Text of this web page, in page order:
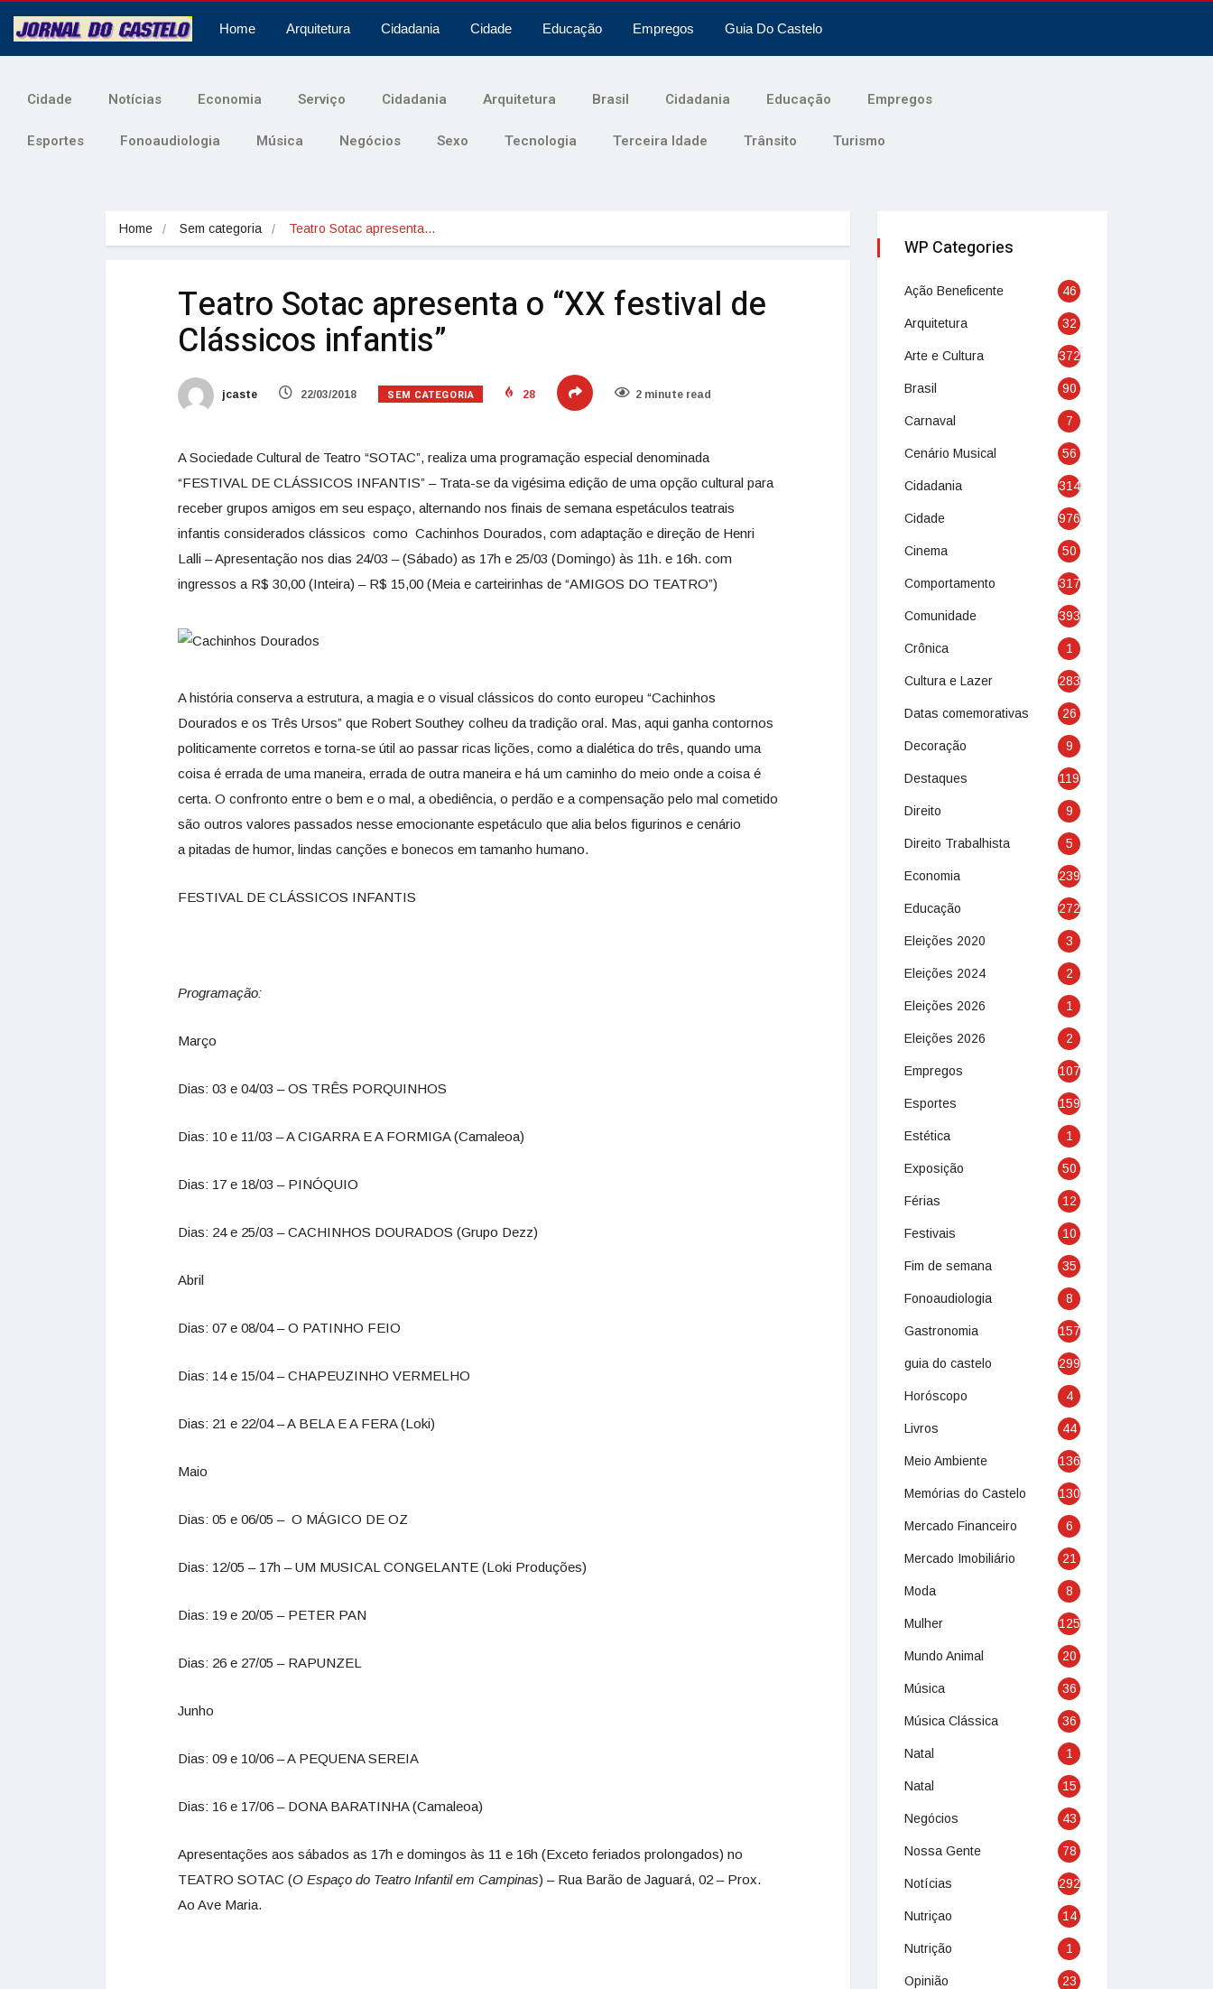
Home Arquitetura Cidadania Cidade Educação Empregos Guia Do Castelo
Cidade Notícias Economia Serviço Cidadania Arquitetura Brasil Cidadania Educação Empregos
Esportes Fonoaudiologia Música Negócios Sexo Tecnologia Terceira Idade Trânsito Turismo
Home Sem categoria Teatro Sotac apresenta…
Teatro Sotac apresenta o “XX festival de
Clássicos infantis”
jcaste 22/03/2018 SEM CATEGORIA 28 2 minute read
A Sociedade Cultural de Teatro “SOTAC”, realiza uma programação especial denominada
“FESTIVAL DE CLÁSSICOS INFANTIS” – Trata-se da vigésima edição de uma opção cultural para
receber grupos amigos em seu espaço, alternando nos finais de semana espetáculos teatrais
infantis considerados clássicos como Cachinhos Dourados, com adaptação e direção de Henri
Lalli – Apresentação nos dias 24/03 – (Sábado) as 17h e 25/03 (Domingo) às 11h. e 16h. com
ingressos a R$ 30,00 (Inteira) – R$ 15,00 (Meia e carteirinhas de “AMIGOS DO TEATRO”)
A história conserva a estrutura, a magia e o visual clássicos do conto europeu “Cachinhos
Dourados e os Três Ursos” que Robert Southey colheu da tradição oral. Mas, aqui ganha contornos
politicamente corretos e torna-se útil ao passar ricas lições, como a dialética do três, quando uma
coisa é errada de uma maneira, errada de outra maneira e há um caminho do meio onde a coisa é
certa. O confronto entre o bem e o mal, a obediência, o perdão e a compensação pelo mal cometido
são outros valores passados nesse emocionante espetáculo que alia belos figurinos e cenário
a pitadas de humor, lindas canções e bonecos em tamanho humano.
FESTIVAL DE CLÁSSICOS INFANTIS
Programação:
Março
Dias: 03 e 04/03 – OS TRÊS PORQUINHOS
Dias: 10 e 11/03 – A CIGARRA E A FORMIGA (Camaleoa)
Dias: 17 e 18/03 – PINÓQUIO
Dias: 24 e 25/03 – CACHINHOS DOURADOS (Grupo Dezz)
Abril
Dias: 07 e 08/04 – O PATINHO FEIO
Dias: 14 e 15/04 – CHAPEUZINHO VERMELHO
Dias: 21 e 22/04 – A BELA E A FERA (Loki)
Maio
Dias: 05 e 06/05 – O MÁGICO DE OZ
Dias: 12/05 – 17h – UM MUSICAL CONGELANTE (Loki Produções)
Dias: 19 e 20/05 – PETER PAN
Dias: 26 e 27/05 – RAPUNZEL
Junho
Dias: 09 e 10/06 – A PEQUENA SEREIA
Dias: 16 e 17/06 – DONA BARATINHA (Camaleoa)
Apresentações aos sábados as 17h e domingos às 11 e 16h (Exceto feriados prolongados) no
TEATRO SOTAC (O Espaço do Teatro Infantil em Campinas) – Rua Barão de Jaguará, 02 – Prox.
Ao Ave Maria.
WP Categories
Ação Beneficente 46
Arquitetura 32
Arte e Cultura 372
Brasil 90
Carnaval 7
Cenário Musical 56
Cidadania 314
Cidade 976
Cinema 50
Comportamento 317
Comunidade 393
Crônica 1
Cultura e Lazer 283
Datas comemorativas 26
Decoração 9
Destaques 119
Direito 9
Direito Trabalhista 5
Economia 239
Educação 272
Eleições 2020 3
Eleições 2024 2
Eleições 2026 1
Eleições 2026 2
Empregos 107
Esportes 159
Estética 1
Exposição 50
Férias 12
Festivais 10
Fim de semana 35
Fonoaudiologia 8
Gastronomia 157
guia do castelo 299
Horóscopo 4
Livros 44
Meio Ambiente 136
Memórias do Castelo 130
Mercado Financeiro 6
Mercado Imobiliário 21
Moda 8
Mulher 125
Mundo Animal 20
Música 36
Música Clássica 36
Natal 1
Natal 15
Negócios 43
Nossa Gente 78
Notícias 292
Nutriçao 14
Nutrição 1
Opinião 23